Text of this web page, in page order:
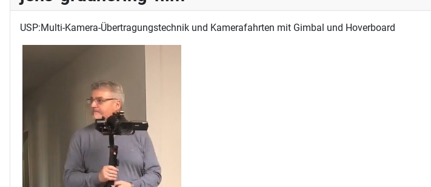
USP:Multi-Kamera-Übertragungstechnik und Kamerafahrten mit Gimbal und Hoverboard